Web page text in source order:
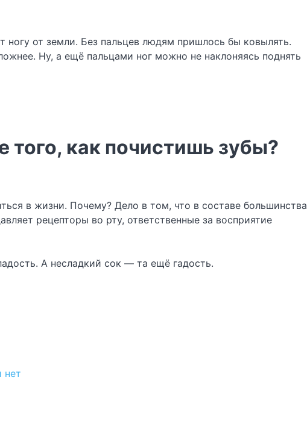
ногу от земли. Без пальцев людям пришлось бы ковылять.
Ну, а ещё пальцами ног можно не наклоняясь поднять
того, как почистишь зубы?
в жизни. Почему? Дело в том, что в составе большинства
рецепторы во рту, ответственные за восприятие
А несладкий сок — та ещё гадость.
нет